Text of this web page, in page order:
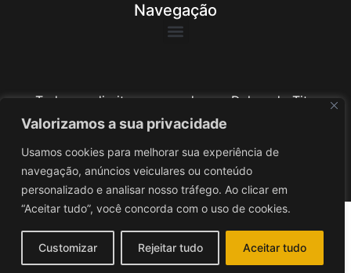
Valorizamos a sua privacidade
Usamos cookies para melhorar sua experiência de
navegação, anúncios veiculares ou conteúdo
personalizado e analisar nosso tráfego. Ao clicar em
“Aceitar tudo”, você concorda com o uso de cookies.
Customizar Rejeitar tudo Aceitar tudo
Navegação
Todos os direitos reservados ao Delegado Tito
Barichello
Desenvolvido poriv3